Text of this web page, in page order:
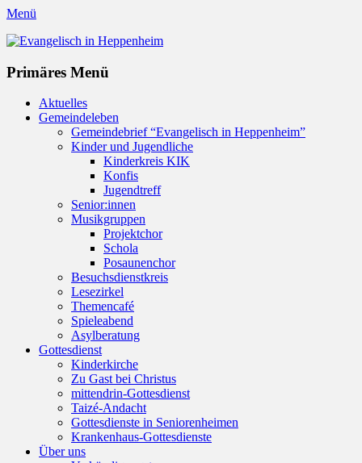
Menü
Evangelisch in Heppenheim
Primäres Menü
Zum
Inhalt
Aktuelles
Gemeindeleben
Gemeindebrief “Evangelisch in Heppenheim”
Kinder und Jugendliche
Kinderkreis KIK
Konfis
Jugendtreff
Senior:innen
Musikgruppen
Projektchor
Schola
Posaunenchor
Besuchsdienstkreis
Lesezirkel
Themencafé
Spieleabend
Asylberatung
Gottesdienst
Kinderkirche
Zu Gast bei Christus
mittendrin-Gottesdienst
Taizé-Andacht
Gottesdienste in Seniorenheimen
Krankenhaus-Gottesdienste
Über uns